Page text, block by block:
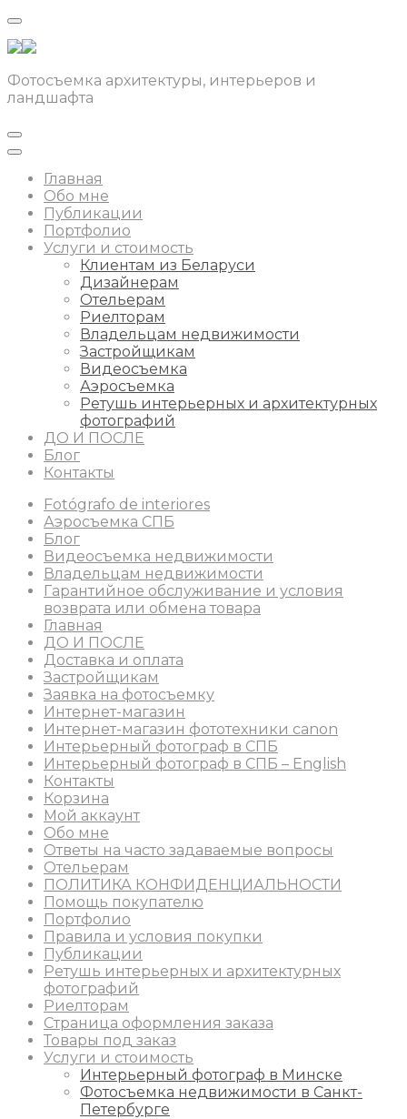
Фотосъемка архитектуры, интерьеров и
ландшафта
Главная
Обо мне
Публикации
Портфолио
Услуги и стоимость
Клиентам из Беларуси
Дизайнерам
Отельерам
Риелторам
Владельцам недвижимости
Застройщикам
Видеосъемка
Аэросъемка
Ретушь интерьерных и архитектурных
фотографий
ДО И ПОСЛЕ
Блог
Контакты
Fotógrafo de interiores
Аэросъемка СПБ
Блог
Видеосъемка недвижимости
Владельцам недвижимости
Гарантийное обслуживание и условия
возврата или обмена товара
Главная
ДО И ПОСЛЕ
Доставка и оплата
Застройщикам
Заявка на фотосъемку
Интернет-магазин
Интернет-магазин фототехники canon
Интерьерный фотограф в СПБ
Интерьерный фотограф в СПБ – English
Контакты
Корзина
Мой аккаунт
Обо мне
Ответы на часто задаваемые вопросы
Отельерам
ПОЛИТИКА КОНФИДЕНЦИАЛЬНОСТИ
Помощь покупателю
Портфолио
Правила и условия покупки
Публикации
Ретушь интерьерных и архитектурных
фотографий
Риелторам
Страница оформления заказа
Товары под заказ
Услуги и стоимость
Интерьерный фотограф в Минске
Фотосъемка недвижимости в Санкт-
Петербурге